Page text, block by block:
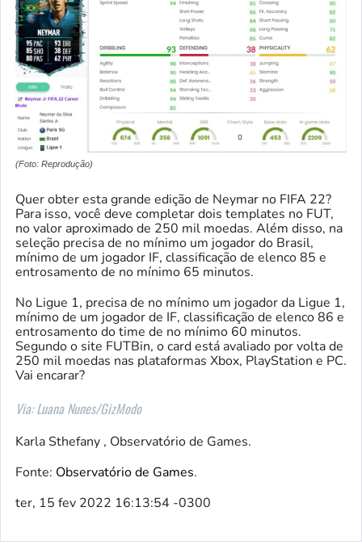
(Foto: Reprodução)
Quer obter esta grande edição de Neymar no FIFA 22?
Para isso, você deve completar dois templates no FUT,
no valor aproximado de 250 mil moedas. Além disso, na
seleção precisa de no mínimo um jogador do Brasil,
mínimo de um jogador IF, classificação de elenco 85 e
entrosamento de no mínimo 65 minutos.
No Ligue 1, precisa de no mínimo um jogador da Ligue 1,
mínimo de um jogador de IF, classificação de elenco 86 e
entrosamento do time de no mínimo 60 minutos.
Segundo o site FUTBin, o card está avaliado por volta de
250 mil moedas nas plataformas Xbox, PlayStation e PC.
Vai encarar?
Via: Luana Nunes/GizModo
Karla Sthefany , Observatório de Games.
Fonte: Observatório de Games.
ter, 15 fev 2022 16:13:54 -0300